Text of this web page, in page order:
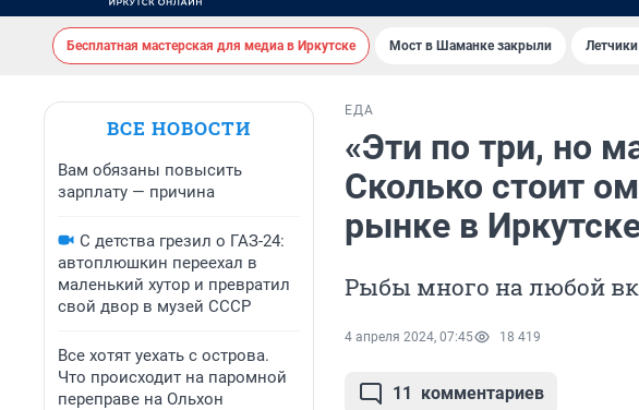
Бесплатная мастерская для медиа в Иркутске Мост в Шаманке закрыли
ВСЕ НОВОСТИ
Вам обязаны повысить
зарплату — причина
С детства грезил о ГАЗ-24:
автоплюшкин переехал в
маленький хутор и превратил
свой двор в музей СССР
Все хотят уехать с острова.
Что происходит на паромной
переправе на Ольхон
ЕДА
«Эти по три, но
Сколько стоит
рынке в
Рыбы много на любой
4 апреля 2024, 07:45 18 419
11 комментариев